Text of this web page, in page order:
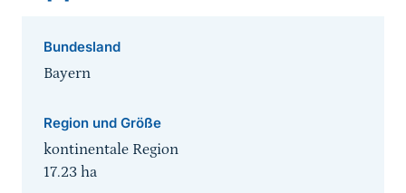
Bundesland
Bayern
Region und Größe
kontinentale Region
17.23 ha